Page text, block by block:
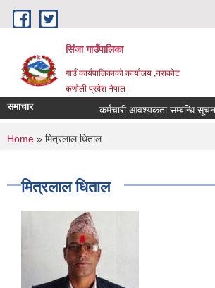
Skip to main content
सिंजा गाउँपालिका
गाउँ कार्यपालिकाको कार्यालय ,नराकोट
कर्णाली प्रदेश नेपाल
समाचार कर्मचारी आवश्यकता सम्बन्धि सूचना ।
You are here
Home » मित्रलाल धिताल
मित्रलाल धिताल